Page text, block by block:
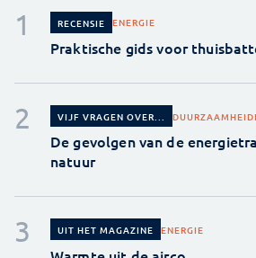
RECENSIE ENERGIE
Praktische gids voor
VIJF VRAGEN OVER... DUURZAAMHEID
De gevolgen van de
natuur
UIT HET MAGAZINE ENERGIE